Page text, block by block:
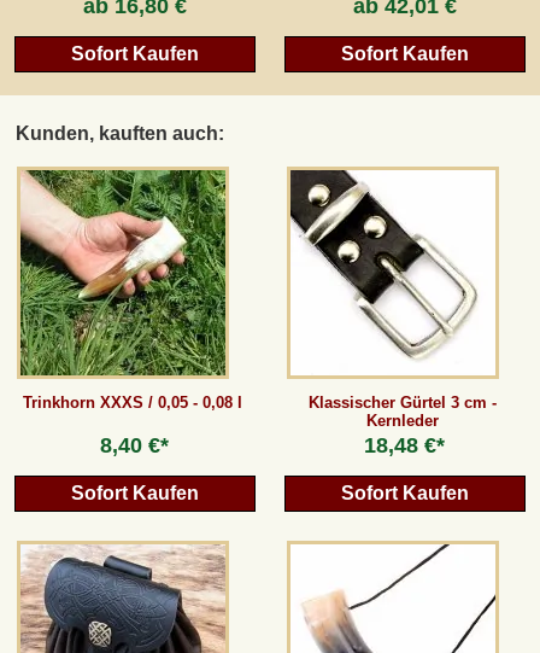
ab 16,80 €
Sofort Kaufen
ab 42,01 €
Sofort Kaufen
Kunden, kauften auch:
Trinkhorn XXXS / 0,05 - 0,08 l
8,40 €*
Sofort Kaufen
Klassischer Gürtel 3 cm -
Kernleder
18,48 €*
Sofort Kaufen